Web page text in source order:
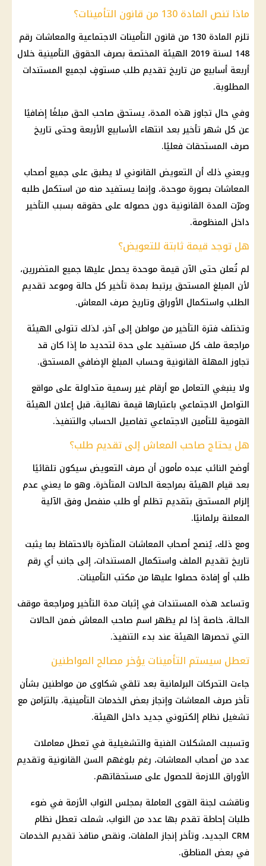
ماذا تنص المادة 130 من قانون التأمينات؟
تلزم المادة 130 من قانون التأمينات الاجتماعية والمعاشات رقم
148 لسنة 2019 الهيئة المختصة بصرف الحقوق التأمينية خلال
أربعة أسابيع من تاريخ تقديم طلب مستوفٍ لجميع المستندات
المطلوبة.
وفي حال تجاوز هذه المدة، يستحق صاحب الحق مبلغًا إضافيًا
عن كل شهر تأخير بعد انتهاء الأسابيع الأربعة وحتى تاريخ
صرف المستحقات فعليًا.
ويعني ذلك أن التعويض القانوني لا يطبق على جميع أصحاب
المعاشات بصورة موحدة، وإنما يستفيد منه من استكمل طلبه
ومرّت المدة القانونية دون حصوله على حقوقه بسبب التأخير
داخل المنظومة.
هل توجد قيمة ثابتة للتعويض؟
لم تُعلن حتى الآن قيمة موحدة يحصل عليها جميع المتضررين،
لأن المبلغ المستحق يرتبط بمدة تأخير كل حالة وموعد تقديم
الطلب واستكمال الأوراق وتاريخ صرف المعاش.
وتختلف فترة التأخير من مواطن إلى آخر، لذلك تتولى الهيئة
مراجعة ملف كل مستفيد على حدة لتحديد ما إذا كان قد
تجاوز المهلة القانونية وحساب المبلغ الإضافي المستحق.
ولا ينبغي التعامل مع أرقام غير رسمية متداولة على مواقع
التواصل الاجتماعي باعتبارها قيمة نهائية، قبل إعلان الهيئة
القومية للتأمين الاجتماعي تفاصيل الحساب والتنفيذ.
هل يحتاج صاحب المعاش إلى تقديم طلب؟
أوضح النائب عبده مأمون أن صرف التعويض سيكون تلقائيًا
بعد قيام الهيئة بمراجعة الحالات المتأخرة، وهو ما يعني عدم
إلزام المستحق بتقديم تظلم أو طلب منفصل وفق الآلية
المعلنة برلمانيًا.
ومع ذلك، يُنصح أصحاب المعاشات المتأخرة بالاحتفاظ بما يثبت
تاريخ تقديم الملف واستكمال المستندات، إلى جانب أي رقم
طلب أو إفادة حصلوا عليها من مكتب التأمينات.
وتساعد هذه المستندات في إثبات مدة التأخير ومراجعة موقف
الحالة، خاصة إذا لم يظهر اسم صاحب المعاش ضمن الحالات
التي تحصرها الهيئة عند بدء التنفيذ.
تعطل سيستم التأمينات يؤخر مصالح المواطنين
جاءت التحركات البرلمانية بعد تلقي شكاوى من مواطنين بشأن
تأخر صرف المعاشات وإنجاز بعض الخدمات التأمينية، بالتزامن مع
تشغيل نظام إلكتروني جديد داخل الهيئة.
وتسببت المشكلات الفنية والتشغيلية في تعطل معاملات
عدد من أصحاب المعاشات، رغم بلوغهم السن القانونية وتقديم
الأوراق اللازمة للحصول على مستحقاتهم.
وناقشت لجنة القوى العاملة بمجلس النواب الأزمة في ضوء
طلبات إحاطة تقدم بها عدد من النواب، شملت تعطل نظام
CRM الجديد، وتأخر إنجاز الملفات، ونقص منافذ تقديم الخدمات
في بعض المناطق.